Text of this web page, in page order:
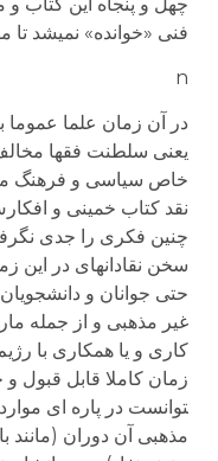
فنی «خوانده» نمی­شد تا
n
در آن زمان علما عموما
یعنی سلطنت فقها مخالف
خاص سیاسی و فرهنگ
نقد کتاب خمینی و
چنین فکری را جدی
سخن نقادانه­ای در این
حتی جوانان و
غیر مذهبی و از جمله
کاری و یا همکاری با
توانست در پاره ای
مذهبی آن دوران (مانند